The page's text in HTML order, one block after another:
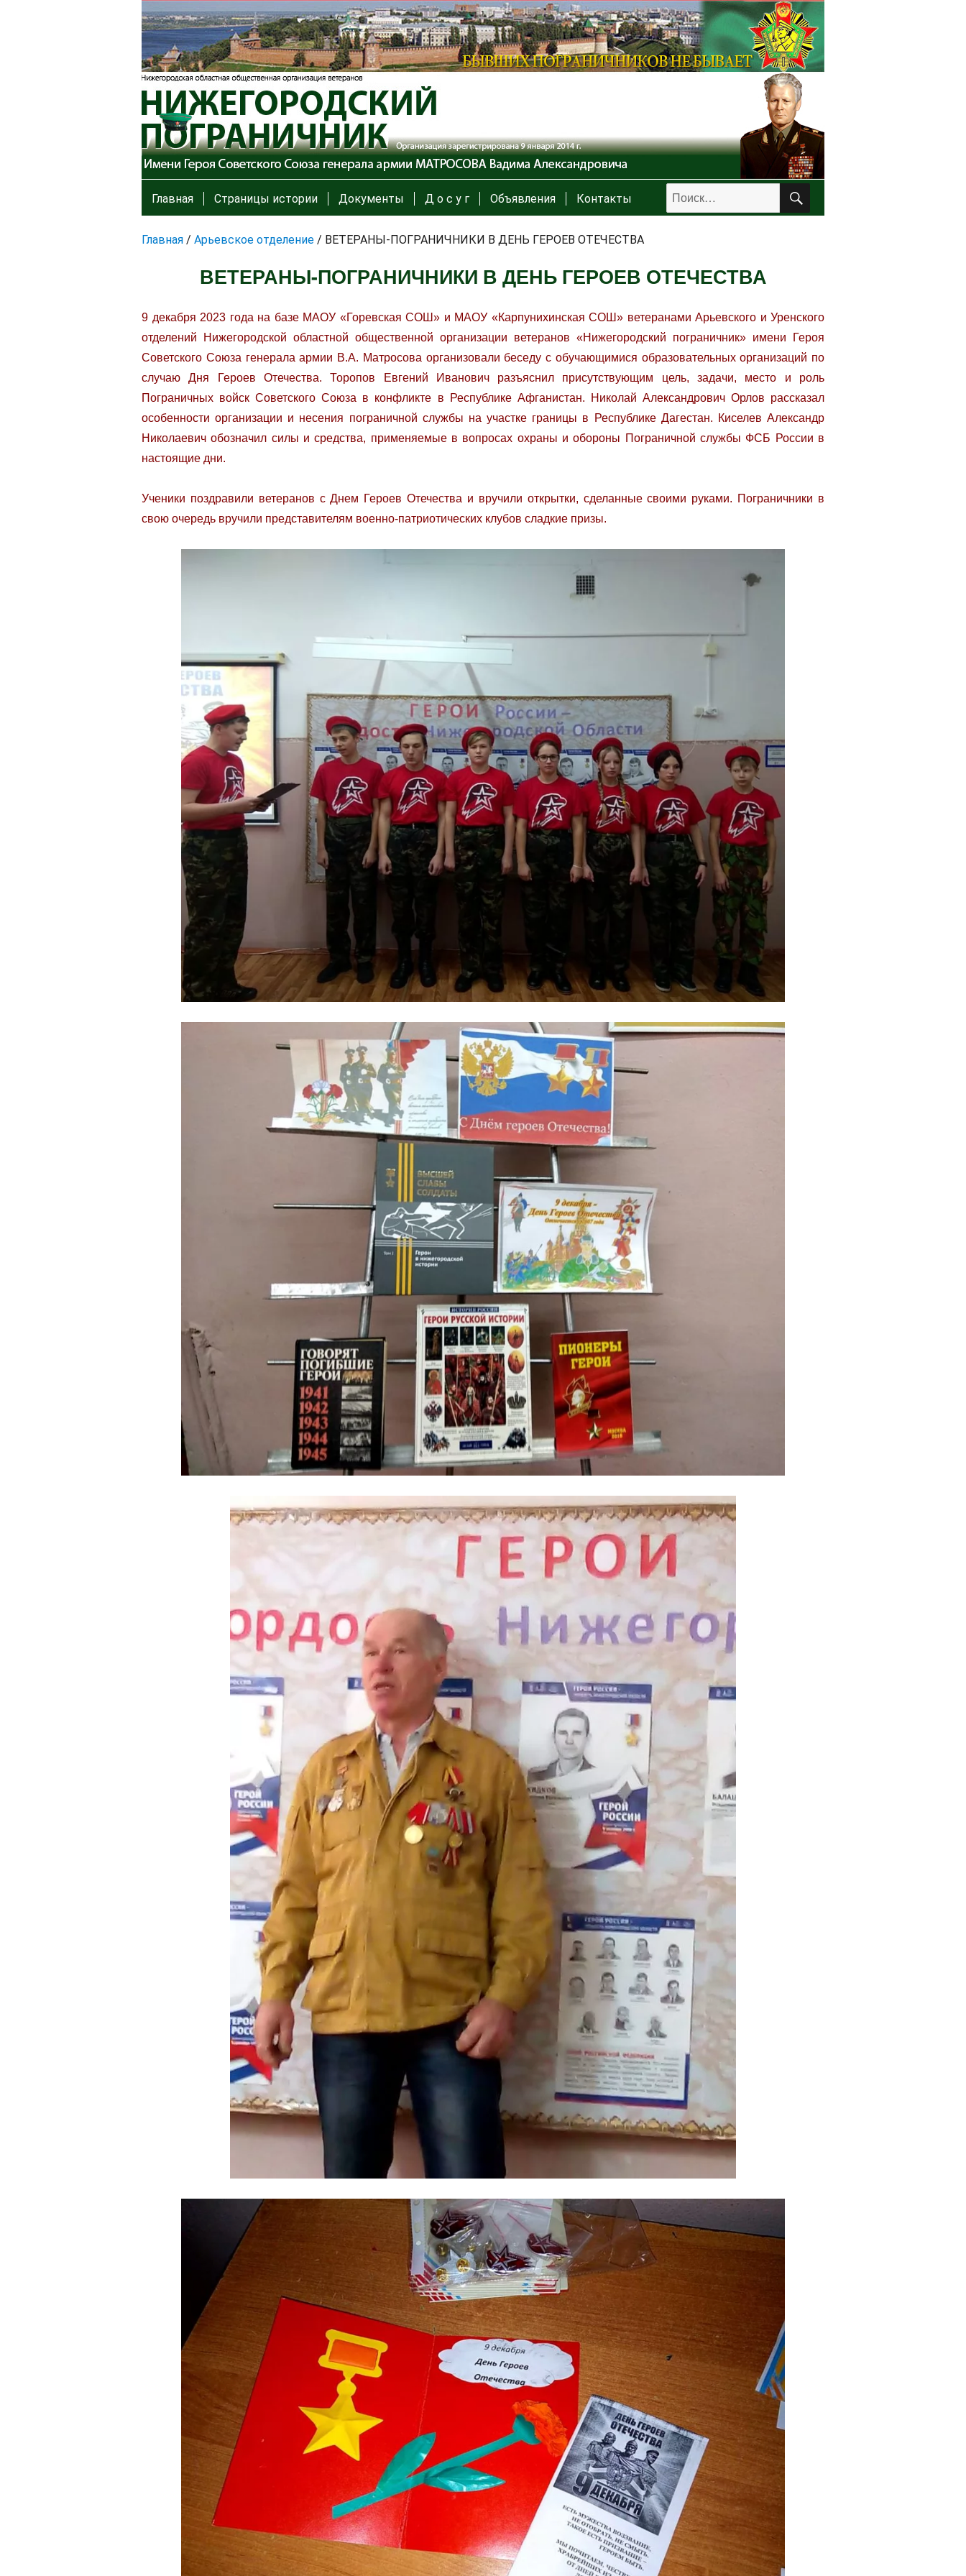
Искать: ПОИСК
Главная Страницы истории Документы Д о с у г Объявления Контакты
Главная / Арьевское отделение / ВЕТЕРАНЫ-ПОГРАНИЧНИКИ В ДЕНЬ ГЕРОЕВ ОТЕЧЕСТВА
ВЕТЕРАНЫ-ПОГРАНИЧНИКИ В ДЕНЬ ГЕРОЕВ ОТЕЧЕСТВА
9 декабря 2023 года на базе МАОУ «Горевская СОШ» и МАОУ «Карпунихинская СОШ» ветеранами Арьевского и Уренского
отделений Нижегородской областной общественной организации ветеранов «Нижегородский пограничник» имени Героя
Советского Союза генерала армии В.А. Матросова организовали беседу с обучающимися образовательных организаций по
случаю Дня Героев Отечества. Торопов Евгений Иванович разъяснил присутствующим цель, задачи, место и роль
Пограничных войск Советского Союза в конфликте в Республике Афганистан. Николай Александрович Орлов рассказал
особенности организации и несения пограничной службы на участке границы в Республике Дагестан. Киселев Александр
Николаевич обозначил силы и средства, применяемые в вопросах охраны и обороны Пограничной службы ФСБ России в
настоящие дни.
Ученики поздравили ветеранов с Днем Героев Отечества и вручили открытки, сделанные своими руками. Пограничники в
свою очередь вручили представителям военно-патриотических клубов сладкие призы.